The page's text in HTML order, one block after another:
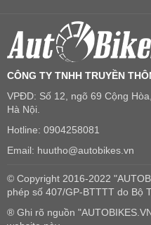
CÔNG TY TNHH TRUYỀN
VPĐD: Số 12, ngõ 69 Cộng
Hà Nội.
Hotline: 0904258081
Email: huutho@autobikes.vn
© Copyright 2016-2022
phép số 407/GP-BTTTT do Bộ
® Ghi rõ nguồn